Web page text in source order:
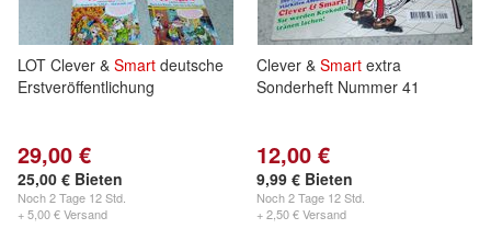
LOT Clever & Smart deutsche
Erstveröffentlichung
29,00 €
25,00 € Bieten
Noch2 Tage 12 Std.
+ 5,00 € Versand
Clever & Smart extra
Sonderheft Nummer 41
12,00 €
9,99 € Bieten
Noch2 Tage 12 Std.
+ 2,50 € Versand